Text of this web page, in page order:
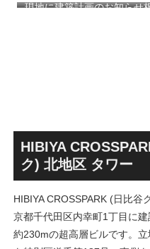
現地に建築計画のお知らせ
HIBIYA
ク) 北地区 タワー
HIBIYA CROSSPARK (日比
京都千代田区内幸町1丁目に
約230mの超高層ビルです。